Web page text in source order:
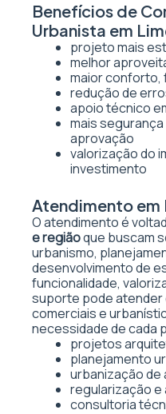
Benefícios de
Urbanista em
projeto mais
melhor
maior conforto,
redução de
apoio técnico
mais
aprovação
valorização do
investimento
Atendimento em
O atendimento é
e regiãoque buscam
urbanismo,
desenvolvimento de
funcionalidade,
suporte pode atender
comerciais e
necessidade de cada
projetos
planejamento
urbanização de
regularização
consultoria